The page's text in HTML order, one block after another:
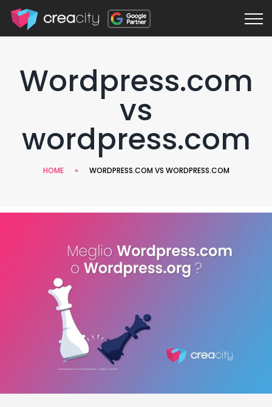
Wordpress.com
vs
wordpress.com
HOME » WORDPRESS.COM VS WORDPRESS.COM